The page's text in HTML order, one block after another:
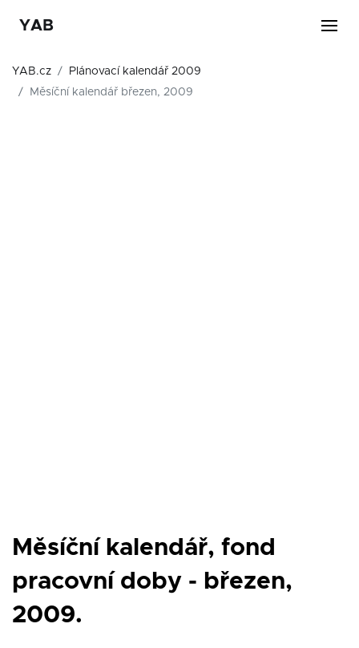
YAB
YAB.cz
Plánovací kalendář 2009
Měsíční kalendář březen, 2009
Měsíční kalendář, fond
pracovní doby - březen,
2009.